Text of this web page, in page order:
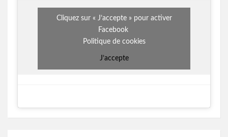
Cliquez sur « J’accepte » pour activer
Facebook
Politique de cookies
J’accepte